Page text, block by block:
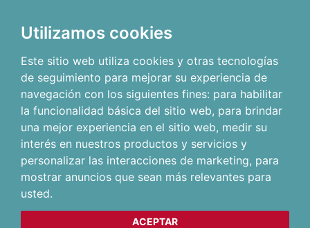
Utilizamos cookies
Este sitio web utiliza cookies y otras tecnologías
de seguimiento para mejorar su experiencia de
navegación con los siguientes fines: para habilitar
la funcionalidad básica del sitio web, para brindar
una mejor experiencia en el sitio web, medir su
interés en nuestros productos y servicios y
personalizar las interacciones de marketing, para
mostrar anuncios que sean más relevantes para
usted.
ACEPTAR